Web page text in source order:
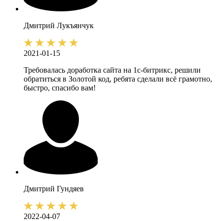
Дмитрий Лукъянчук
2021-01-15
Требовалась доработка сайта на 1с-битрикс, решили
обратиться в Золотой код, ребята сделали всё грамотно,
быстро, спасибо вам!
Дмитрий Гундяев
2022-04-07